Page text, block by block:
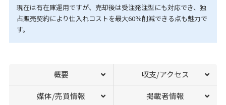
現在は有在庫運用ですが、売却後は受注発注型にも対応でき、独
占販売契約により仕入れコストを最大60％削減できる点も魅力で
す。
概要 収支/アクセス
媒体/売買情報 掲載者情報